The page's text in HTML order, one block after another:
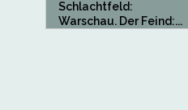
Schlachtfeld:
Warschau. Der Feind:...